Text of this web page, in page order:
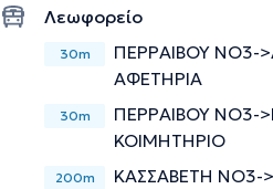
Λεωφορείο
30m
ΠΕΡΡΑΙΒΟΎ ΝΟ3-
ΑΦΕΤΗΡΙΑ
30m
ΠΕΡΡΑΙΒΟΎ NΟ3-
ΚΟΙΜΗΤΗΡΙΟ
200m
ΚΑΣΣΑΒΈΤΗ ΝΟ3-